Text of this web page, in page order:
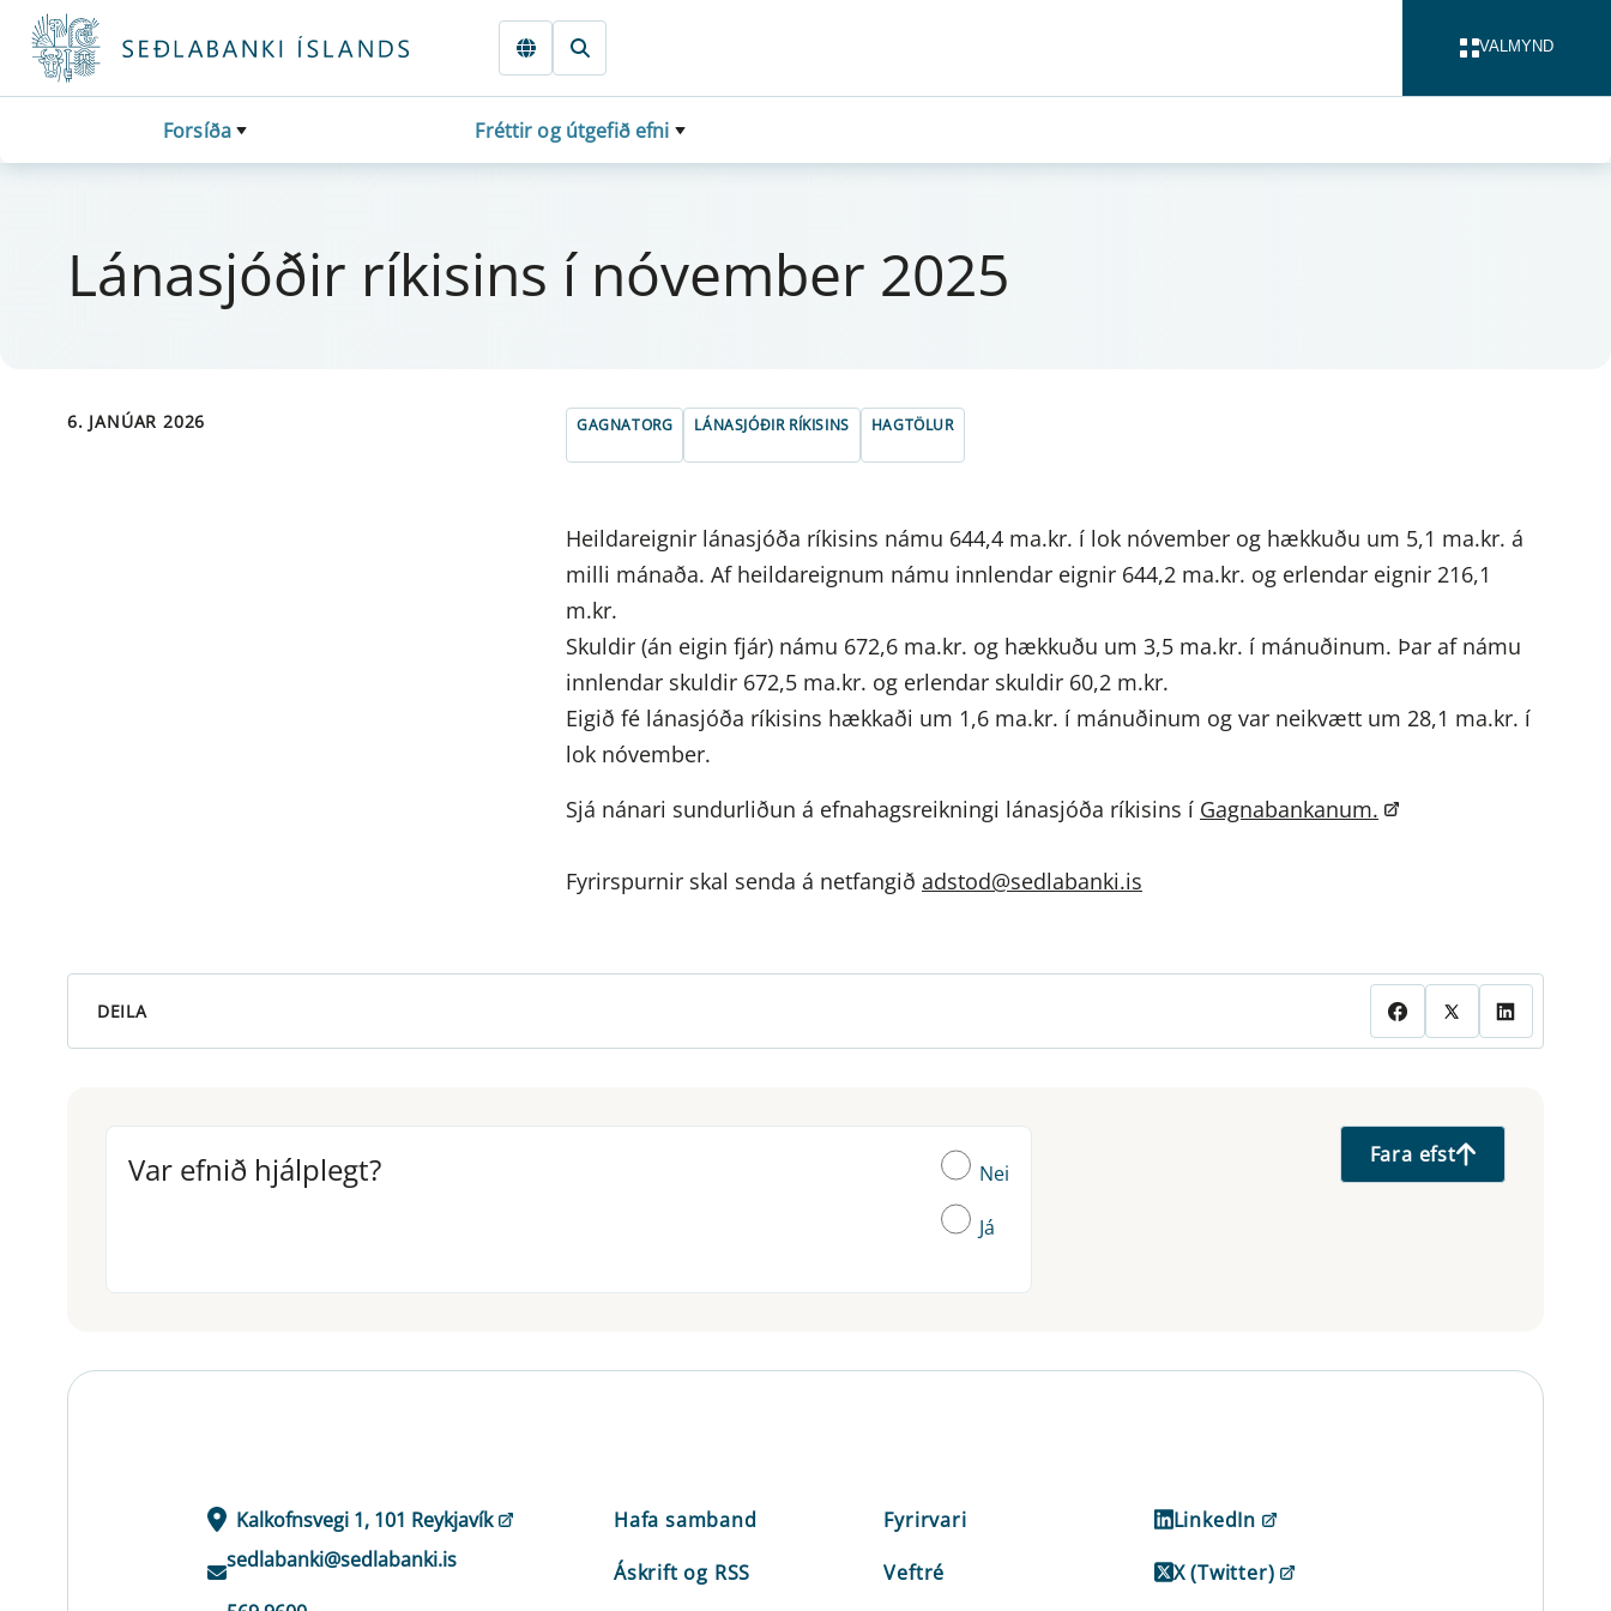
Fara beint í Meginmál
VALMYND
Forsíða Fréttir og útgefið efni
Lánasjóðir rí­k­is­ins í nóv­em­ber 2025
6. JANÚAR 2026 GAGNATORG LÁNASJÓÐIR RÍKISINS HAGTÖLUR
Heildareignir lánasjóða ríkisins námu 644,4 ma.kr. í lok nóvember og hækkuðu um 5,1 ma.kr. á
milli mánaða. Af heildareignum námu innlendar eignir 644,2 ma.kr. og erlendar eignir 216,1
m.kr.
Skuldir (án eigin fjár) námu 672,6 ma.kr. og hækkuðu um 3,5 ma.kr. í mánuðinum. Þar af námu
innlendar skuldir 672,5 ma.kr. og erlendar skuldir 60,2 m.kr.
Eigið fé lánasjóða ríkisins hækkaði um 1,6 ma.kr. í mánuðinum og var neikvætt um 28,1 ma.kr. í
lok nóvember.
Sjá nánari sundurliðun á efnahagsreikningi lánasjóða ríkisins í Gagnabankanum.
Fyrirspurnir skal senda á netfangið adstod@sedlabanki.is
DEILA
Var efnið hjálplegt?
Var efnið hjálplegt? Nei
Já
Fara efst
Kalkofnsvegi 1, 101 Reykjavík
sedlabanki@sedlabanki.is
Hafa samband
Áskrift og RSS
Fyrirvari
Veftré
LinkedIn
X (Twitter)